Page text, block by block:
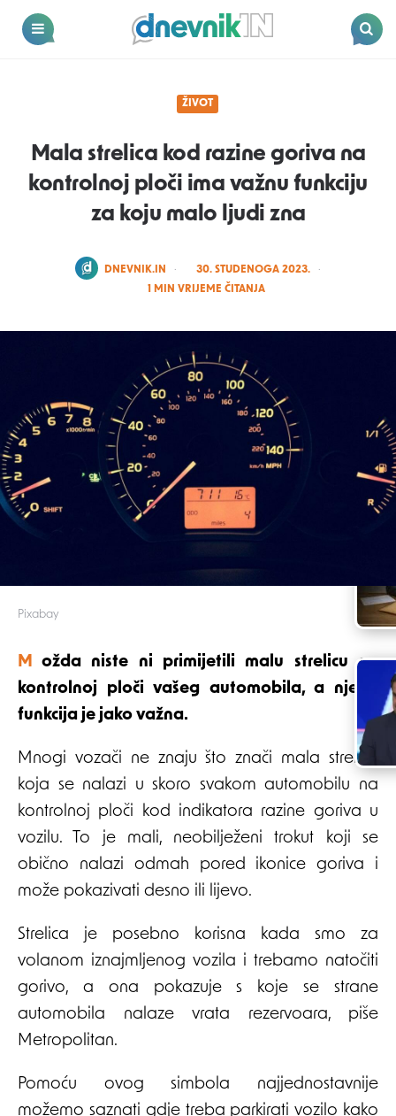
Dnevnik.in
Pixabay
ŽIVOT
Mala strelica kod razine goriva na
kontrolnoj ploči ima važnu funkciju
za koju malo ljudi zna
POSTED
DNEVNIK.IN
30. STUDENOGA 2023.
1 MIN VRIJEME ČITANJA
Možda niste ni primijetili malu strelicu na
kontrolnoj ploči vašeg automobila, a njena
funkcija je jako važna.
Mnogi vozači ne znaju što znači mala strelica
koja se nalazi u skoro svakom automobilu na
kontrolnoj ploči kod indikatora razine goriva u
vozilu. To je mali, neobilježeni trokut koji se
obično nalazi odmah pored ikonice goriva i
može pokazivati desno ili lijevo.
Strelica je posebno korisna kada smo za
volanom iznajmljenog vozila i trebamo natočiti
gorivo, a ona pokazuje s koje se strane
automobila nalaze vrata rezervoara, piše
Metropolitan.
Pomoću ovog simbola najjednostavnije
možemo saznati gdje treba parkirati vozilo kako